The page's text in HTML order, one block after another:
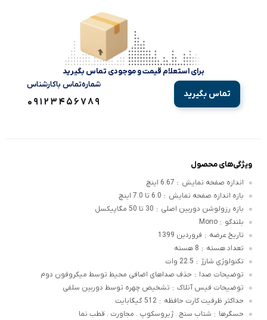
برای استعلام قیمت و موجودی تماس بگیرید
تماس بگیرید
شماره‌تماس‌ با‌کارشناس
09123456789
ویژگی‌های محصول
اندازه صفحه نمایش : 6.67 اینچ
بازه اندازه صفحه نمایش : 6.0 تا 7.0 اینچ
بازه رزولوشن دوربین اصلی : 30 تا 50 مگاپیکسل
بلندگو :
Mono
تاریخ عرضه : فروردین 1399
تعداد هسته : 8 هسته
تکنولوژی شارژ : 22.5 وات
توضیحات صدا : حذف صداهای اضافی محیط توسط میکروفون دوم
توضیحات فیس آنلاک : تشخیص چهره توسط دوربین سلفی
حداکثر ظرفیت کارت حافظه : 512 گیگابایت
حسگرها : شتاب سنج . ژیروسکوپ . مجاورت . قطب نما